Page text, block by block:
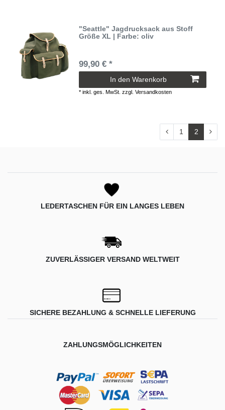
"Seattle" Jagdrucksack aus Stoff
Größe XL | Farbe: oliv
99,90 € *
In den Warenkorb
*inkl. ges. MwSt. zzgl.Versandkosten
1 2
LEDERTASCHEN FÜR EIN LANGES LEBEN
ZUVERLÄSSIGER VERSAND WELTWEIT
SICHERE BEZAHLUNG & SCHNELLE LIEFERUNG
ZAHLUNGSMÖGLICHKEITEN